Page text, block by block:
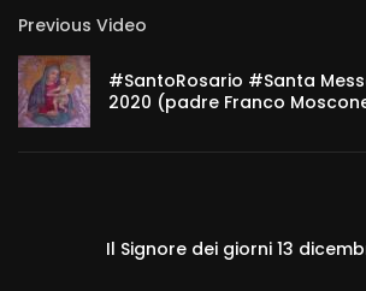
Previous Video
#SantoRosario #Santa
2020 (padre Franco
Il Signore dei giorni 13